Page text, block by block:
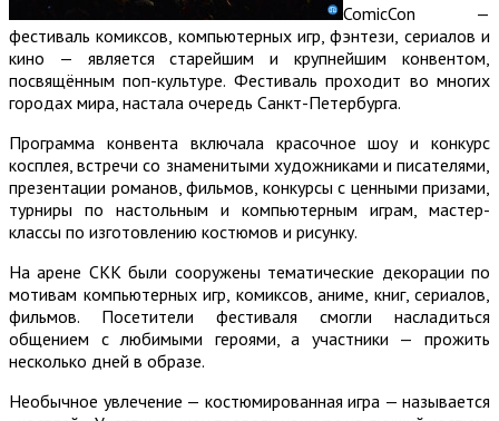
ComicCon —
фестиваль комиксов, компьютерных игр, фэнтези, сериалов и
кино — является старейшим и крупнейшим конвентом,
посвящённым поп-культуре. Фестиваль проходит во многих
городах мира, настала очередь Санкт-Петербурга.
Программа конвента включала красочное шоу и конкурс
косплея, встречи со знаменитыми художниками и писателями,
презентации романов, фильмов, конкурсы с ценными призами,
турниры по настольным и компьютерным играм, мастер-
классы по изготовлению костюмов и рисунку.
На арене СКК были сооружены тематические декорации по
мотивам компьютерных игр, комиксов, аниме, книг, сериалов,
фильмов. Посетители фестиваля смогли насладиться
общением с любимыми героями, а участники — прожить
несколько дней в образе.
Необычное увлечение — костюмированная игра — называется